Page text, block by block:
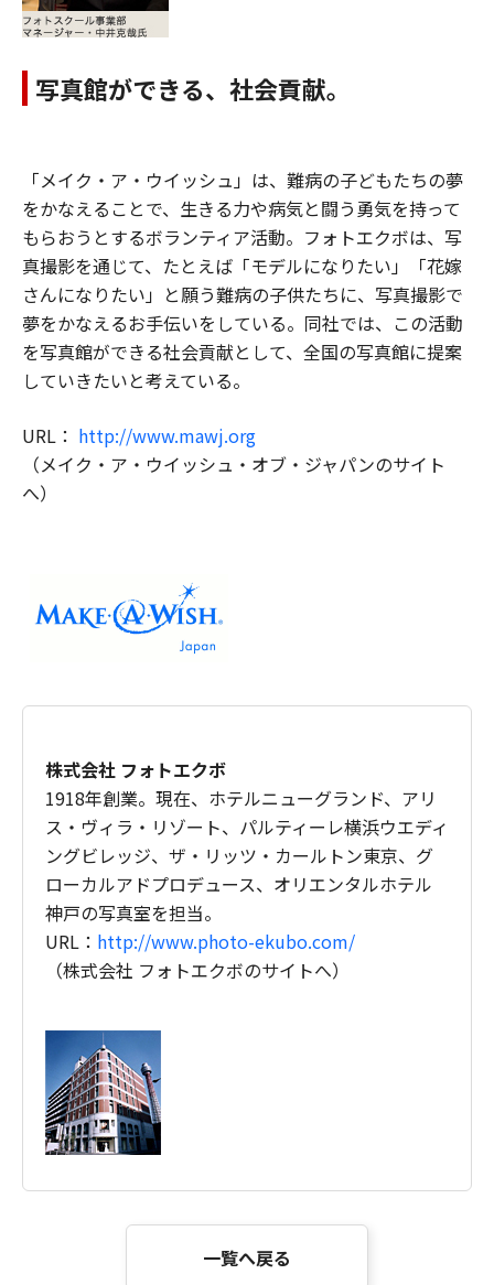
写真館ができる、社会貢献。
「メイク・ア・ウイッシュ」は、難病の子どもたちの夢
をかなえることで、生きる力や病気と闘う勇気を持って
もらおうとするボランティア活動。フォトエクボは、写
真撮影を通じて、たとえば「モデルになりたい」「花嫁
さんになりたい」と願う難病の子供たちに、写真撮影で
夢をかなえるお手伝いをしている。同社では、この活動
を写真館ができる社会貢献として、全国の写真館に提案
していきたいと考えている。
URL： http://www.mawj.org
（メイク・ア・ウイッシュ・オブ・ジャパンのサイト
へ）
株式会社 フォトエクボ
1918年創業。現在、ホテルニューグランド、アリ
ス・ヴィラ・リゾート、パルティーレ横浜ウエディ
ングビレッジ、ザ・リッツ・カールトン東京、グ
ローカルアドプロデュース、オリエンタルホテル
神戸の写真室を担当。
URL： http://www.photo-ekubo.com/
（株式会社 フォトエクボのサイトへ）
一覧へ戻る